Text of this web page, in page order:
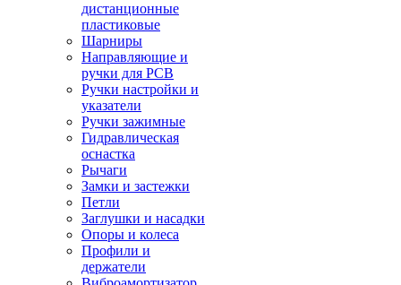
дистанционные
пластиковые
Шарниры
Направляющие и
ручки для PCB
Ручки настройки и
указатели
Ручки зажимные
Гидравлическая
оснастка
Рычаги
Замки и застежки
Петли
Заглушки и насадки
Опоры и колеса
Профили и
держатели